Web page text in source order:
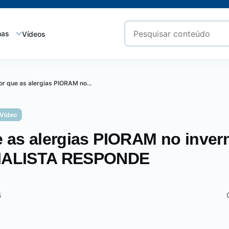
Vídeos
que as alergias PIORAM no...
Vídeo
as alergias PIORAM no
RESPONDE